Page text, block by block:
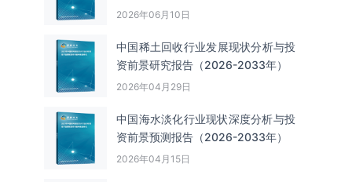
年）
2026年06月10日
中国‌‌稀土回收‌‌行业发展现状分析与投
资前景研究报告（2026-2033年）
2026年04月29日
中国海水淡化行业现状深度分析与投
资前景预测报告（2026-2033年）
2026年04月15日